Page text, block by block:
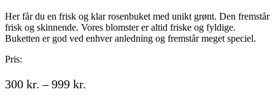
Her får du en frisk og klar rosenbuket med unikt grønt. Den fremstår
frisk og skinnende. Vores blomster er altid friske og fyldige.
Buketten er god ved enhver anledning og fremstår meget speciel.
Pris:
300 kr. – 999 kr.